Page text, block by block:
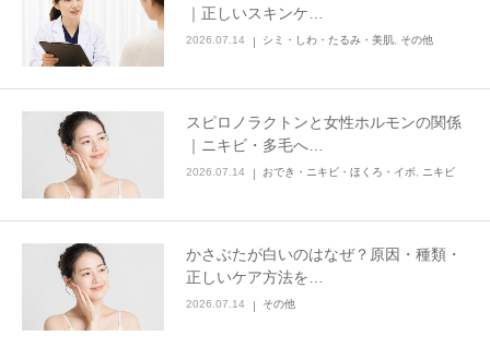
｜正しいスキンケ…
2026.07.14 シミ・しわ・たるみ・美肌 その他
スピロノラクトンと女性ホルモンの関係
｜ニキビ・多毛へ…
2026.07.14 おでき・ニキビ・ほくろ・イボ ニキビ
かさぶたが白いのはなぜ？原因・種類・
正しいケア方法を…
2026.07.14 その他